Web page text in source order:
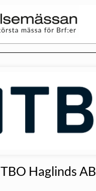
TBO Haglinds AB